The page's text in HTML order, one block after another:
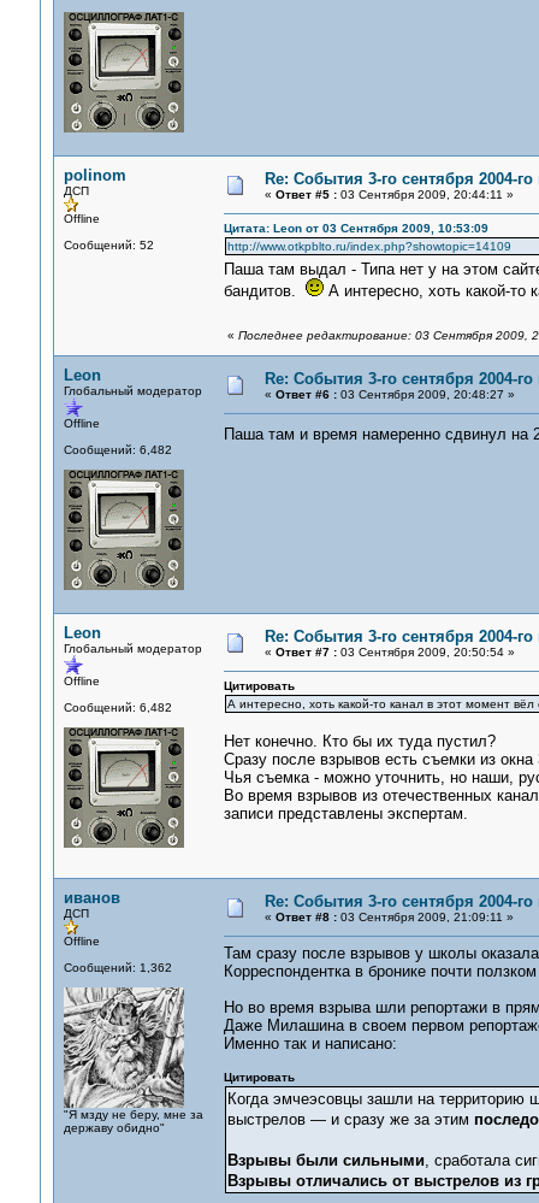
polinom
ДСП
Offline
Сообщений: 52
Re: События 3-го сентября 2004-
« Ответ #5 :03 Сентября 2009, 20:44:11 »
Цитата: Leon от 03 Сентября 2009, 10:53:09
http://www.otkpblto.ru/index.php?showtopic=14109
Паша там выдал - Типа нет у на этом
бандитов.
А интересно, хоть какой-то
« Последнее редактирование: 03 Сентября 2009,
Leon
Глобальный модератор
Offline
Сообщений: 6,482
Re: События 3-го сентября 2004-
« Ответ #6 :03 Сентября 2009, 20:48:27 »
Паша там и время намеренно сдвинул
Leon
Глобальный модератор
Offline
Сообщений: 6,482
Re: События 3-го сентября 2004-
« Ответ #7 :03 Сентября 2009, 20:50:54 »
Цитировать
А интересно, хоть какой-то канал в этот момент
Нет конечно. Кто бы их туда пустил?
Сразу после взрывов есть съемки из
Чья съемка - можно уточнить, но наши,
Во время взрывов из отечественных
записи представлены экспертам.
иванов
ДСП
Offline
Сообщений: 1,362
"Я мзду не беру, мне за
державу обидно"
Re: События 3-го сентября 2004-
« Ответ #8 :03 Сентября 2009, 21:09:11 »
Там сразу после взрывов у школы
Корреспондентка в бронике почти
Но во время взрыва шли репортажи в
Даже Милашина в своем первом
Именно так и написано:
Цитировать
Когда эмчеэсовцы зашли на территорию
выстрелов — и сразу же за этим
Взрывы были сильными, сработала
Взрывы отличались от выстрелов из